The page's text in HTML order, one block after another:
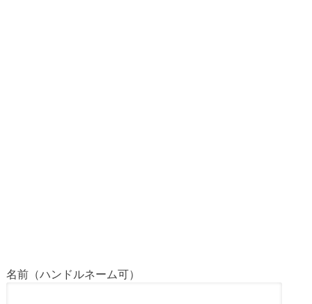
名前（ハンドルネーム可）